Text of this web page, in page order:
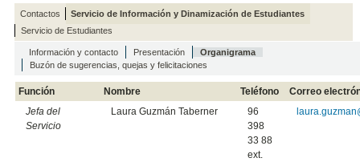
Contactos
Servicio de Información y Dinamización de Estudiantes
Servicio de Estudiantes
Información y contacto Presentación
Organigrama
Buzón de sugerencias, quejas y felicitaciones
Función Nombre Teléfono
Correo
Jefa del
Servicio
Laura Guzmán Taberner
96
398
33 88
ext.